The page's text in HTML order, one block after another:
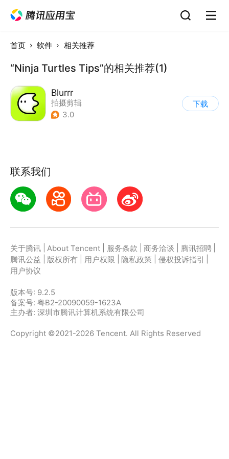
首页 软件 相关推荐
“Ninja Turtles Tips”的相关推荐(1)
Blurrr
拍摄剪辑
3.0
下载
联系我们
关于腾讯 About Tencent 服务条款 商务洽谈 腾讯招聘
腾讯公益
版权所有 用户权限 隐私政策 侵权投诉指引
用户协议
版本号: 9.2.5
备案号: 粤B2-20090059-1623A
主办者: 深圳市腾讯计算机系统有限公司
Copyright ©2021-2026 Tencent. All Rights Reserved